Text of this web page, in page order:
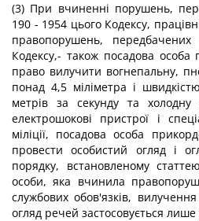
(3) При вчиненні порушень,
190 - 1954 цього Кодексу,
правопорушень,
Кодексу,- також посадова
право вилучити вогнепальну,
понад 4,5 міліметра і
метрів за секунду та
електрошокові пристрої і
міліції, посадова особа
провести особистий огляд і
порядку, встановленому
особи, яка вчинила
службових обов'язків,
огляд речей застосовується